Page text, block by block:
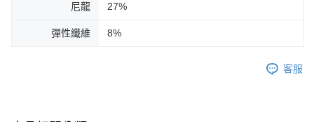
尼龍 27%
彈性纖維 8%
客服